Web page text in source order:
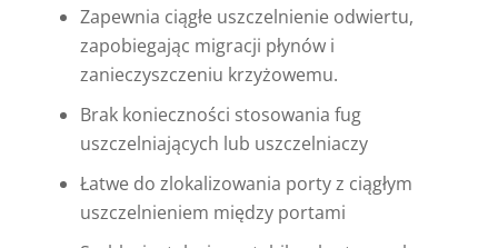
Zapewnia ciągłe uszczelnienie odwiertu,
zapobiegając migracji płynów i
zanieczyszczeniu krzyżowemu.
Brak konieczności stosowania fug
uszczelniających lub uszczelniaczy
Łatwe do zlokalizowania porty z ciągłym
uszczelnieniem między portami